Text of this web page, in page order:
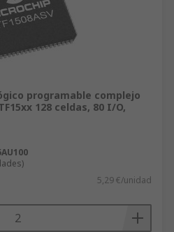
programable complejo
128 celdas, 80 I/O,
5,29 €/unidad